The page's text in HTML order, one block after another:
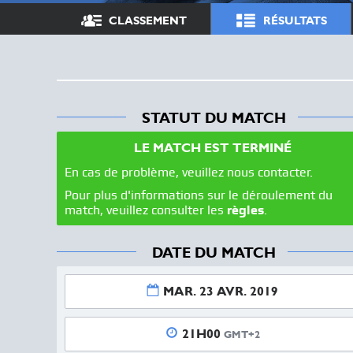
CLASSEMENT RÉSULTATS
STATUT DU MATCH
LE MATCH EST TERMINÉ
En cas de problème, veuillez nous contacter.
Pour plus d'informations sur le déroulement du
match, veuillez consulter les règles.
DATE DU MATCH
MAR. 23 AVR. 2019
21H00 GMT+2